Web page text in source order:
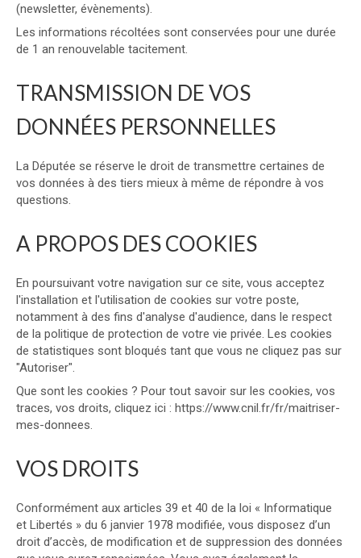
(newsletter, évènements).
Les informations récoltées sont conservées pour une durée
de 1 an renouvelable tacitement.
TRANSMISSION DE VOS
DONNÉES PERSONNELLES
La Députée se réserve le droit de transmettre certaines de
vos données à des tiers mieux à même de répondre à vos
questions.
A PROPOS DES COOKIES
En poursuivant votre navigation sur ce site, vous acceptez
l'installation et l'utilisation de cookies sur votre poste,
notamment à des fins d'analyse d'audience, dans le respect
de la politique de protection de votre vie privée. Les cookies
de statistiques sont bloqués tant que vous ne cliquez pas sur
"Autoriser".
Que sont les cookies ? Pour tout savoir sur les cookies, vos
traces, vos droits, cliquez ici : https://www.cnil.fr/fr/maitriser-
mes-donnees.
VOS DROITS
Conformément aux articles 39 et 40 de la loi « Informatique
et Libertés » du 6 janvier 1978 modifiée, vous disposez d’un
droit d’accès, de modification et de suppression des données